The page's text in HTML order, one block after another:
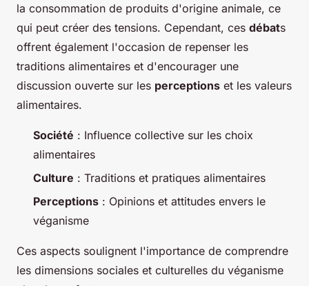
la consommation de produits d'origine animale, ce
qui peut créer des tensions. Cependant, ces débats
offrent également l'occasion de repenser les
traditions alimentaires et d'encourager une
discussion ouverte sur les perceptions et les valeurs
alimentaires.
Société : Influence collective sur les choix
alimentaires
Culture : Traditions et pratiques alimentaires
Perceptions : Opinions et attitudes envers le
véganisme
Ces aspects soulignent l'importance de comprendre
les dimensions sociales et culturelles du véganisme